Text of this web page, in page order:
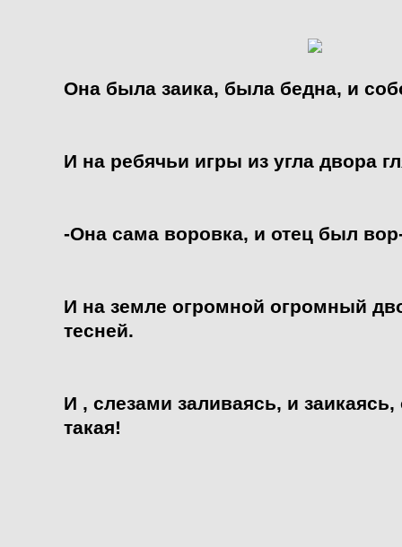
Она была заика, была бедна, и
И на ребячьи игры из угла двора
-Она сама воровка, и отец был
И на земле огромной огромный
тесней.
И , слезами заливаясь, и
такая!